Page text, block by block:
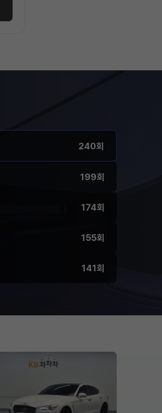
240회
199회
174회
155회
141회